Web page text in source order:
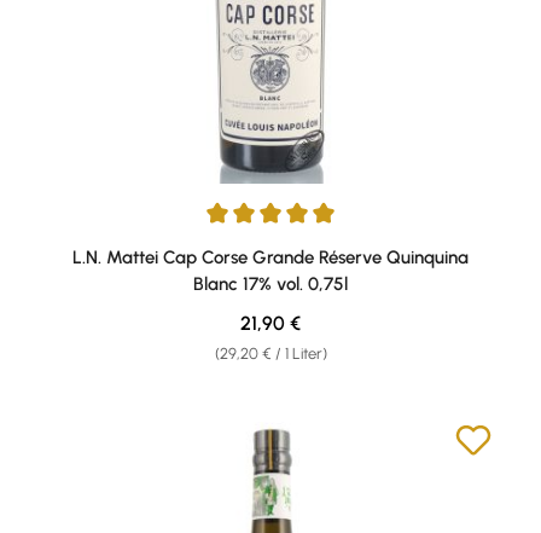
Durchschnittliche Bewertung von 5 von 5 Sternen
L.N. Mattei Cap Corse Grande Réserve Quinquina
Blanc 17% vol. 0,75l
(29,20 € / 1 Liter)
Regulärer Preis:
21,90 €